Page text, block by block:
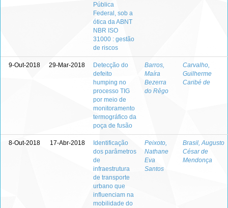
Pública
Federal, sob a
ótica da ABNT
NBR ISO
31000 : gestão
de riscos
9-Out-2018 29-Mar-2018
Detecção do
defeito
humping no
processo TIG
por meio de
monitoramento
termográfico da
poça de fusão
Barros,
Maíra
Bezerra
do Rêgo
Carvalho,
Guilherme
Caribé de
8-Out-2018 17-Abr-2018
Identificação
dos parâmetros
de
infraestrutura
de transporte
urbano que
influenciam na
mobilidade do
Peixoto,
Nathane
Eva
Santos
Brasil, Augusto
César de
Mendonça